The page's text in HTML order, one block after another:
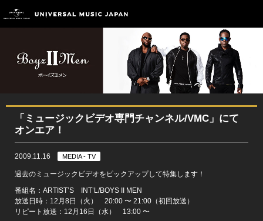
「ミュージックビデオ専門チャンネル/VMC」にて
オンエア！
2009.11.16 MEDIA - TV
過去のミュージックビデオをピックアップして特集します！
番組名：ARTIST’S INT’L/BOYS II MEN
放送日時：12月8日（火） 20:00 〜 21:00（初回放送）
リピート放送：12月16日（水） 13:00 〜